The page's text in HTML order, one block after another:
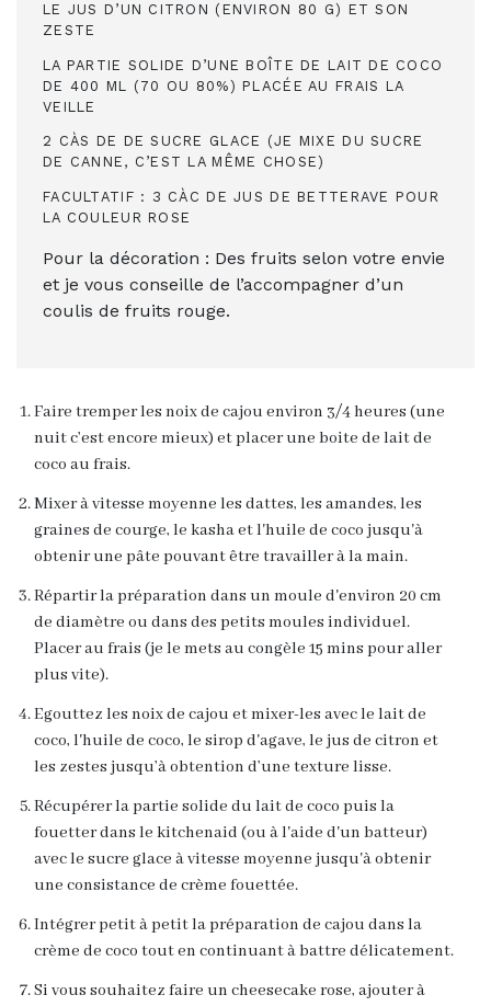
LE JUS D’UN CITRON (ENVIRON 80 G) ET SON
ZESTE
LA PARTIE SOLIDE D’UNE BOÎTE DE LAIT DE COCO
DE 400 ML (70 OU 80%) PLACÉE AU FRAIS LA
VEILLE
2 CÀS DE DE SUCRE GLACE (JE MIXE DU SUCRE
DE CANNE, C’EST LA MÊME CHOSE)
FACULTATIF : 3 CÀC DE JUS DE BETTERAVE POUR
LA COULEUR ROSE
Pour la décoration : Des fruits selon votre envie
et je vous conseille de l’accompagner d’un
coulis de fruits rouge.
Faire tremper les noix de cajou environ 3/4 heures (une
nuit c’est encore mieux) et placer une boite de lait de
coco au frais.
Mixer à vitesse moyenne les dattes, les amandes, les
graines de courge, le kasha et l'huile de coco jusqu'à
obtenir une pâte pouvant être travailler à la main.
Répartir la préparation dans un moule d'environ 20 cm
de diamètre ou dans des petits moules individuel.
Placer au frais (je le mets au congèle 15 mins pour aller
plus vite).
Egouttez les noix de cajou et mixer-les avec le lait de
coco, l'huile de coco, le sirop d'agave, le jus de citron et
les zestes jusqu’à obtention d’une texture lisse.
Récupérer la partie solide du lait de coco puis la
fouetter dans le kitchenaid (ou à l'aide d'un batteur)
avec le sucre glace à vitesse moyenne jusqu'à obtenir
une consistance de crème fouettée.
Intégrer petit à petit la préparation de cajou dans la
crème de coco tout en continuant à battre délicatement.
Si vous souhaitez faire un cheesecake rose, ajouter à